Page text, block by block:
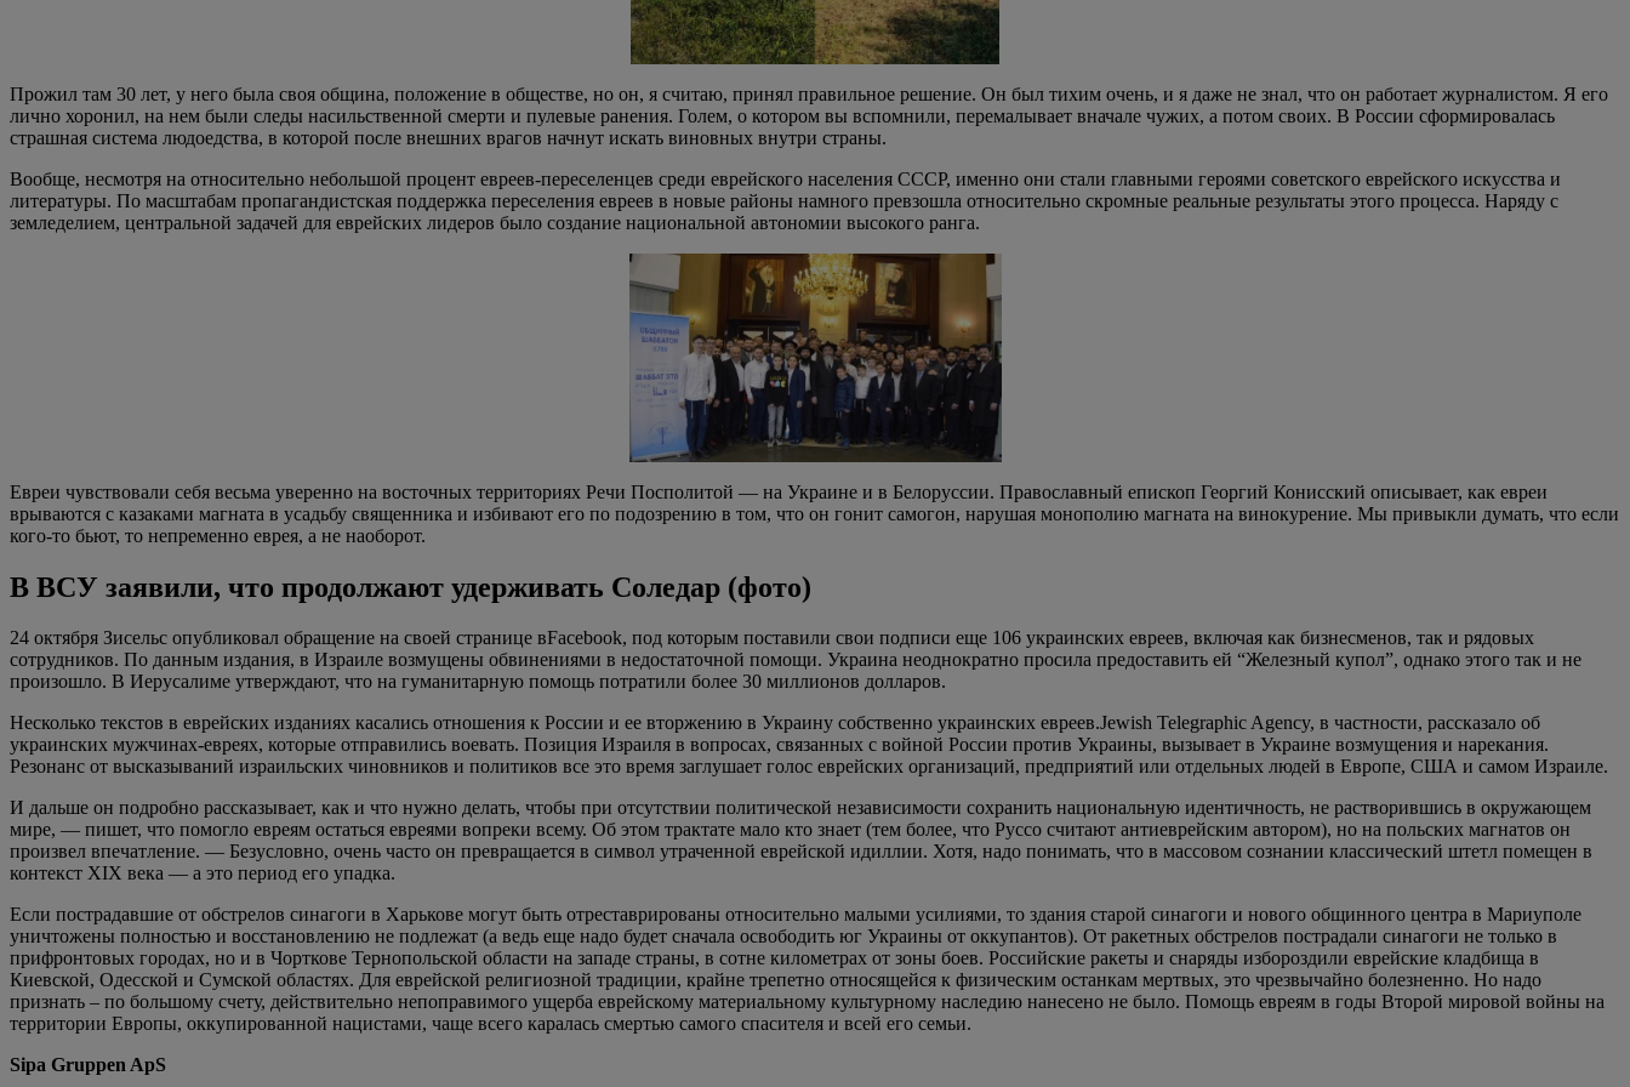
Прожил там 30 лет, у него была своя община, положение в обществе, но он, я считаю, принял правильное решение. Он был тихим очень, и я даже не знал, что он работает журналистом. Я его
лично хоронил, на нем были следы насильственной смерти и пулевые ранения. Голем, о котором вы вспомнили, перемалывает вначале чужих, а потом своих. В России сформировалась
страшная система людоедства, в которой после внешних врагов начнут искать виновных внутри страны.
Вообще, несмотря на относительно небольшой процент евреев-переселенцев среди еврейского населения СССР, именно они стали главными героями советского еврейского искусства и
литературы. По масштабам пропагандистская поддержка переселения евреев в новые районы намного превзошла относительно скромные реальные результаты этого процесса. Наряду с
земледелием, центральной задачей для еврейских лидеров было создание национальной автономии высокого ранга.
Евреи чувствовали себя весьма уверенно на восточных территориях Речи Посполитой — на Украине и в Белоруссии. Православный епископ Георгий Конисский описывает, как евреи
врываются с казаками магната в усадьбу священника и избивают его по подозрению в том, что он гонит самогон, нарушая монополию магната на винокурение. Мы привыкли думать, что если
кого-то бьют, то непременно еврея, а не наоборот.
В ВСУ заявили, что продолжают удерживать Соледар (фото)
24 октября Зисельс опубликовал обращение на своей странице вFacebook, под которым поставили свои подписи еще 106 украинских евреев, включая как бизнесменов, так и рядовых
сотрудников. По данным издания, в Израиле возмущены обвинениями в недостаточной помощи. Украина неоднократно просила предоставить ей “Железный купол”, однако этого так и не
произошло. В Иерусалиме утверждают, что на гуманитарную помощь потратили более 30 миллионов долларов.
Несколько текстов в еврейских изданиях касались отношения к России и ее вторжению в Украину собственно украинских евреев.Jewish Telegraphic Agency, в частности, рассказало об
украинских мужчинах-евреях, которые отправились воевать. Позиция Израиля в вопросах, связанных с войной России против Украины, вызывает в Украине возмущения и нарекания.
Резонанс от высказываний израильских чиновников и политиков все это время заглушает голос еврейских организаций, предприятий или отдельных людей в Европе, США и самом Израиле.
И дальше он подробно рассказывает, как и что нужно делать, чтобы при отсутствии политической независимости сохранить национальную идентичность, не растворившись в окружающем
мире, — пишет, что помогло евреям остаться евреями вопреки всему. Об этом трактате мало кто знает (тем более, что Руссо считают антиеврейским автором), но на польских магнатов он
произвел впечатление. — Безусловно, очень часто он превращается в символ утраченной еврейской идиллии. Хотя, надо понимать, что в массовом сознании классический штетл помещен в
контекст XIX века — а это период его упадка.
Если пострадавшие от обстрелов синагоги в Харькове могут быть отреставрированы относительно малыми усилиями, то здания старой синагоги и нового общинного центра в Мариуполе
уничтожены полностью и восстановлению не подлежат (а ведь еще надо будет сначала освободить юг Украины от оккупантов). От ракетных обстрелов пострадали синагоги не только в
прифронтовых городах, но и в Чорткове Тернопольской области на западе страны, в сотне километрах от зоны боев. Российские ракеты и снаряды избороздили еврейские кладбища в
Киевской, Одесской и Сумской областях. Для еврейской религиозной традиции, крайне трепетно относящейся к физическим останкам мертвых, это чрезвычайно болезненно. Но надо
признать – по большому счету, действительно непоправимого ущерба еврейскому материальному культурному наследию нанесено не было. Помощь евреям в годы Второй мировой войны на
территории Европы, оккупированной нацистами, чаще всего каралась смертью самого спасителя и всей его семьи.
Sipa Gruppen ApS